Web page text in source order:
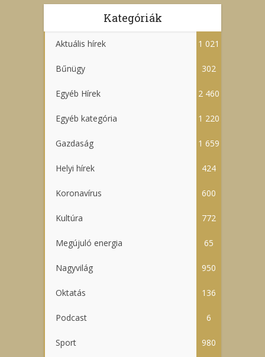
Kategóriák
Aktuális hírek 1 021
Bűnügy 302
Egyéb Hírek 2 460
Egyéb kategória 1 220
Gazdaság 1 659
Helyi hírek 424
Koronavírus 600
Kultúra 772
Megújuló energia 65
Nagyvilág 950
Oktatás 136
Podcast 6
Sport 980